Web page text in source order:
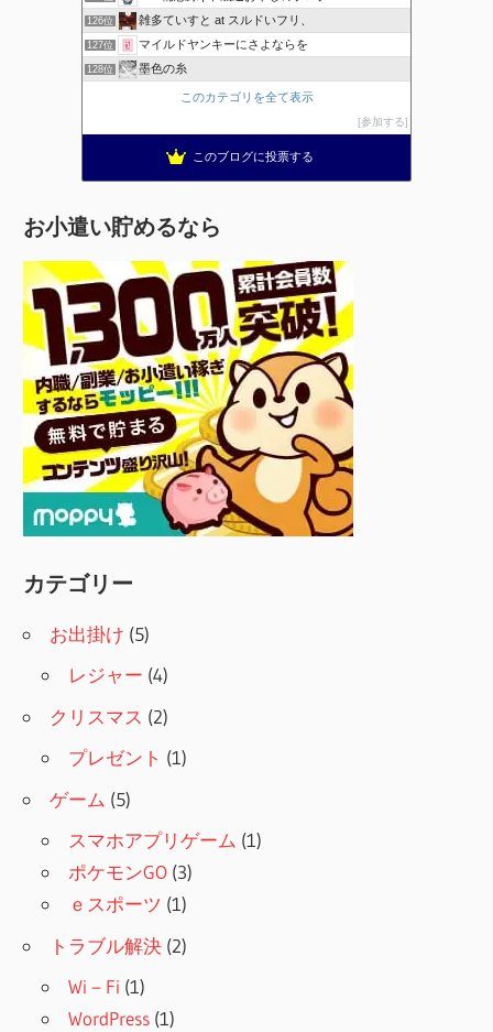
126位 雑多ていすと at スルドいフリ、
127位 マイルドヤンキーにさよならを
128位 墨色の糸
このカテゴリを全て表示
参加する
このブログに投票する
お小遣い貯めるなら
カテゴリー
お出掛け (5)
レジャー (4)
クリスマス (2)
プレゼント (1)
ゲーム (5)
スマホアプリゲーム (1)
ポケモンGO (3)
ｅスポーツ (1)
トラブル解決 (2)
Wi－Fi (1)
WordPress (1)